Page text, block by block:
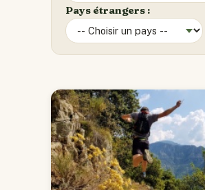
Pays étrangers :